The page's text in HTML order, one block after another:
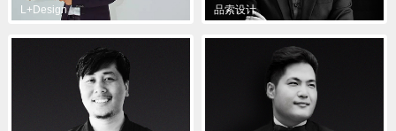
L+Design 品索设计